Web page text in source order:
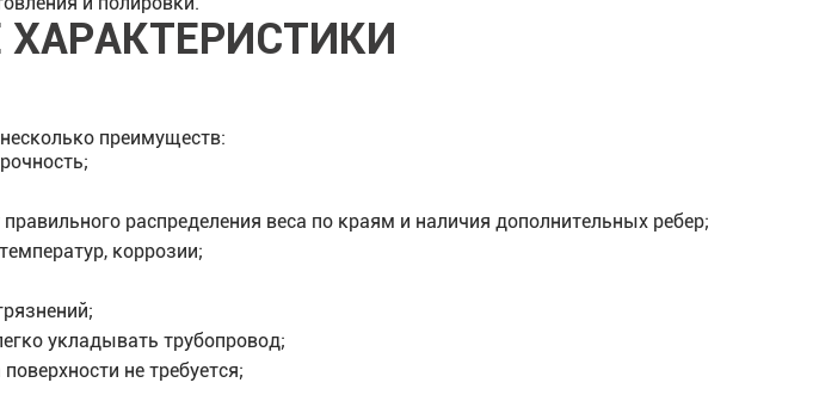
преимуществ:
распределения веса по краям и наличия дополнительных ребер;
коррозии;
укладывать трубопровод;
не требуется;